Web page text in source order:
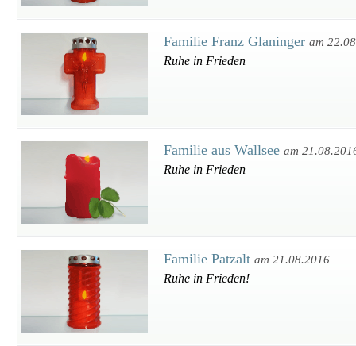
Familie Franz Glaninger am
Ruhe in Frieden
Familie aus Wallsee am
Ruhe in Frieden
Familie Patzalt am 21.08.2016
Ruhe in Frieden!